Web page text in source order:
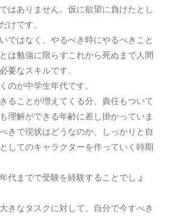
はありません。仮に欲望に負けたとし
けです。
ではなく、やるべき時にやるべきこと
は勉強に限らずこれから死ぬまで人間
要なスキルです。
のが中学生年代です。
ることが増えてくる分、責任もついて
理解ができる年齢に差し掛かっていま
きで現状はどうなのか、しっかりと自
してのキャラクターを作っていく時期
代までで受験を経験することでしょ
きなタスクに対して、自分で今すべき